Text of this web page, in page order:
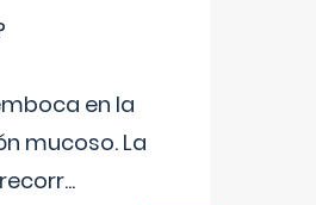
en la
mucoso. La
...